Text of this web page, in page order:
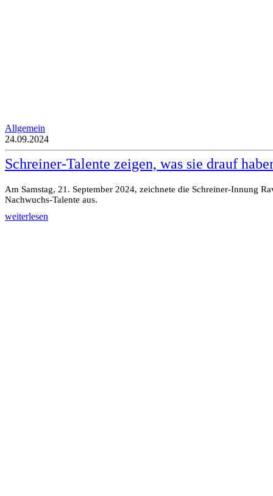
Allgemein
24.09.2024
Schreiner-Talente zeigen, was sie drauf
Am Samstag, 21. September 2024, zeichnete die Schreiner-Innung
Nachwuchs-Talente aus.
weiterlesen